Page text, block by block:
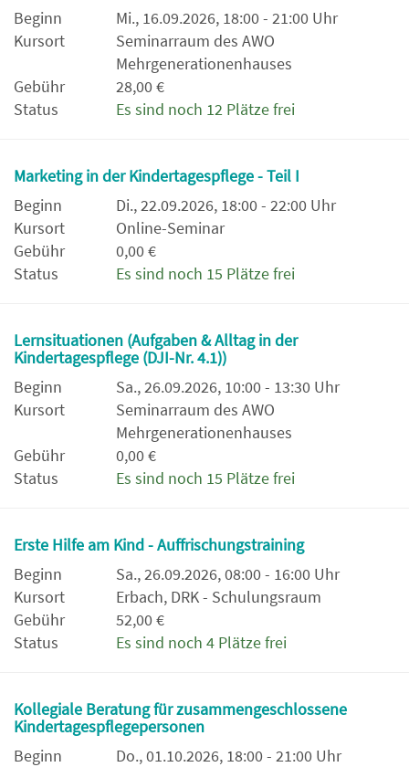
Beginn
Mi., 16.09.2026, 18:00 - 21:00 Uhr
Kursort
Seminarraum des AWO
Mehrgenerationenhauses
Gebühr
28,00 €
Status
Es sind noch 12 Plätze frei
Marketing in der Kindertagespflege - Teil I
Beginn
Di., 22.09.2026, 18:00 - 22:00 Uhr
Kursort
Online-Seminar
Gebühr
0,00 €
Status
Es sind noch 15 Plätze frei
Lernsituationen (Aufgaben & Alltag in der
Kindertagespflege (DJI-Nr. 4.1))
Beginn
Sa., 26.09.2026, 10:00 - 13:30 Uhr
Kursort
Seminarraum des AWO
Mehrgenerationenhauses
Gebühr
0,00 €
Status
Es sind noch 15 Plätze frei
Erste Hilfe am Kind - Auffrischungstraining
Beginn
Sa., 26.09.2026, 08:00 - 16:00 Uhr
Kursort
Erbach, DRK - Schulungsraum
Gebühr
52,00 €
Status
Es sind noch 4 Plätze frei
Kollegiale Beratung für zusammengeschlossene
Kindertagespflegepersonen
Beginn
Do., 01.10.2026, 18:00 - 21:00 Uhr